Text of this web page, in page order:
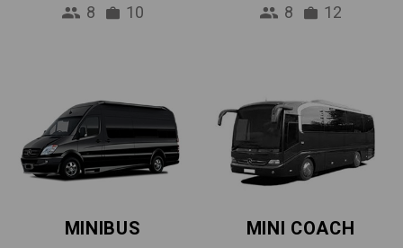
8 10 8 12
MINIBUS MINI COACH